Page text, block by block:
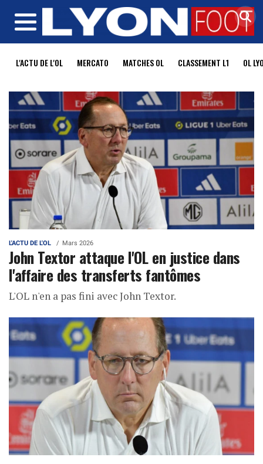
MENU
L'ACTU DE L'OL MERCATO MATCHES OL CLASSEMENT L1 OL
L'ACTU DE L'OL Mars 2026
John Textor attaque l'OL en justice dans
l'affaire des transferts fantômes
L'OL n'en a pas fini avec John Textor.